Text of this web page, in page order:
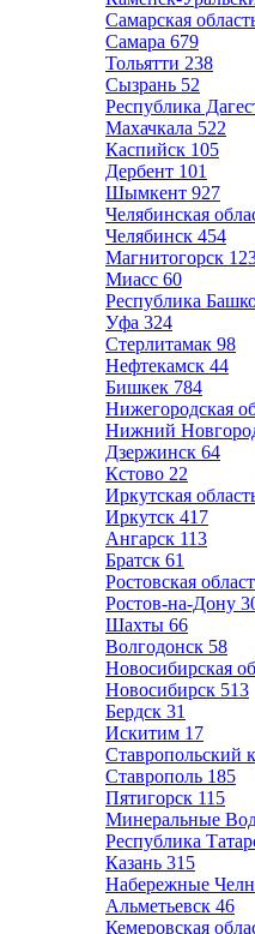
Самарская
Самара 679
Тольятти 238
Сызрань 52
Республика
Махачкала 522
Каспийск 105
Дербент 101
Шымкент 927
Челябинская
Челябинск 454
Магнитогорск
Миасс 60
Республика
Уфа 324
Стерлитамак 98
Нефтекамск 44
Бишкек 784
Нижегородская
Нижний
Дзержинск 64
Кстово 22
Иркутская
Иркутск 417
Ангарск 113
Братск 61
Ростовская
Ростов-на-Дону
Шахты 66
Волгодонск 58
Новосибирская
Новосибирск 513
Бердск 31
Искитим 17
Ставропольский
Ставрополь 185
Пятигорск 115
Минеральные
Республика
Казань 315
Набережные
Альметьевск 46
Кемеровская